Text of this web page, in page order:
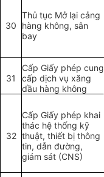
30
Thủ tục Mở lại cảng
hàng không, sân
bay
31
Cấp Giấy phép cung
cấp dịch vụ xăng
dầu hàng không
32
Cấp Giấy phép khai
thác hệ thống kỹ
thuật, thiết bị thông
tin, dẫn đường,
giám sát (CNS)